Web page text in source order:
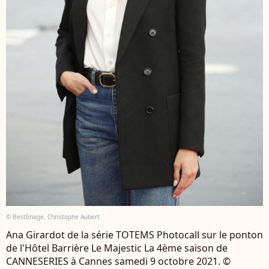
© BestImage, Christophe Aubert
Ana Girardot de la série TOTEMS Photocall sur le ponton
de l'Hôtel Barrière Le Majestic La 4ème saison de
CANNESERIES à Cannes samedi 9 octobre 2021. ©